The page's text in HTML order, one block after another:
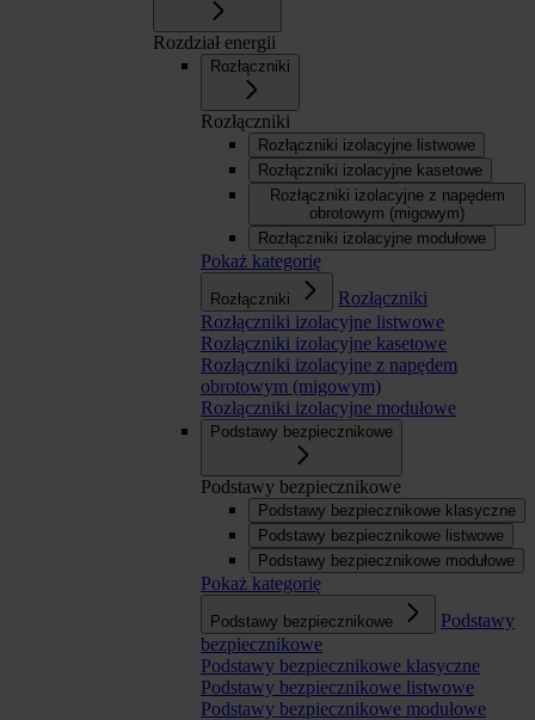
Rozdział energii
Rozłączniki
Rozłączniki
Rozłączniki izolacyjne listwowe
Rozłączniki izolacyjne kasetowe
Rozłączniki izolacyjne z napędem
obrotowym (migowym)
Rozłączniki izolacyjne modułowe
Pokaż kategorię
Rozłączniki
Rozłączniki
Rozłączniki izolacyjne listwowe
Rozłączniki izolacyjne kasetowe
Rozłączniki izolacyjne z napędem
obrotowym (migowym)
Rozłączniki izolacyjne modułowe
Podstawy bezpiecznikowe
Podstawy bezpiecznikowe
Podstawy bezpiecznikowe klasyczne
Podstawy bezpiecznikowe listwowe
Podstawy bezpiecznikowe modułowe
Pokaż kategorię
Podstawy bezpiecznikowe
Podstawy
bezpiecznikowe
Podstawy bezpiecznikowe klasyczne
Podstawy bezpiecznikowe listwowe
Podstawy bezpiecznikowe modułowe